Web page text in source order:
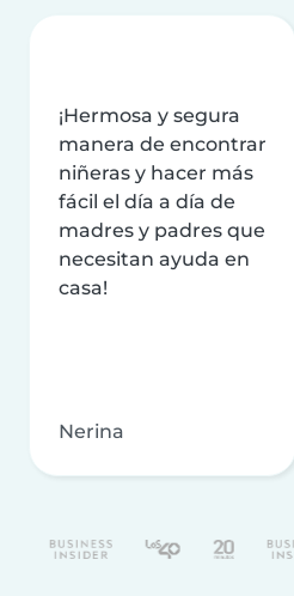
¡Hermosa y segura
manera de encontrar
niñeras y hacer más
fácil el día a día de
madres y padres que
necesitan ayuda en
casa!
Nerina